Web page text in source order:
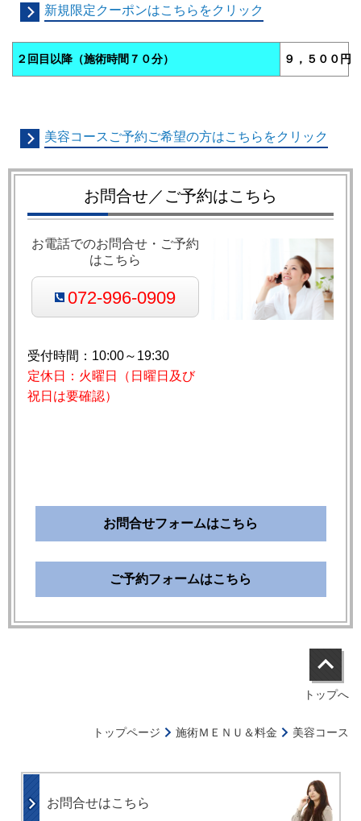
新規限定クーポンはこちらをクリック
２回目以降（施術時間７０分） ９，５００円
美容コースご予約ご希望の方はこちらをクリック
お問合せ／ご予約はこちら
お電話でのお問合せ・ご予約
はこちら
072-996-0909
受付時間：10:00～19:30
定休日：火曜日（日曜日及び
祝日は要確認）
お問合せフォームはこちら
ご予約フォームはこちら
トップへ
トップページ 施術ＭＥＮＵ＆料金 美容コース
お問合せはこちら